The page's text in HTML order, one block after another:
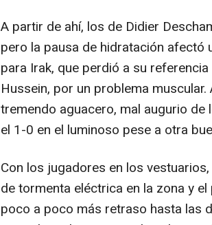
A partir de ahí, los de Didier
pero la pausa de hidratación
para Irak, que perdió a su
Hussein, por un problema
tremendo aguacero, mal augurio
el 1-0 en el luminoso pese a otra
Con los jugadores en los
de tormenta eléctrica en la zona y
poco a poco más retraso hasta las